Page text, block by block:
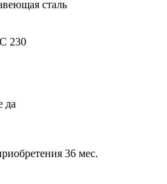
сталь
230
да
36 мес.